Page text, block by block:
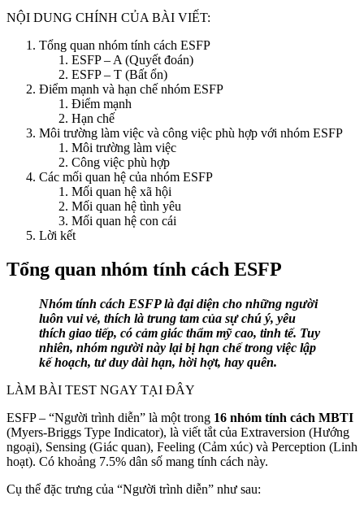
NỘI DUNG CHÍNH CỦA BÀI VIẾT:
Tổng quan nhóm tính cách ESFP
ESFP – A (Quyết đoán)
ESFP – T (Bất ổn)
Điểm mạnh và hạn chế nhóm ESFP
Điểm mạnh
Hạn chế
Môi trường làm việc và công việc phù hợp với nhóm ESFP
Môi trường làm việc
Công việc phù hợp
Các mối quan hệ của nhóm ESFP
Mối quan hệ xã hội
Mối quan hệ tình yêu
Mối quan hệ con cái
Lời kết
Tổng quan nhóm tính cách ESFP
Nhóm tính cách ESFP là đại diện cho những người
luôn vui vẻ, thích là trung tam của sự chú ý, yêu
thích giao tiếp, có cảm giác thẩm mỹ cao, tinh tế. Tuy
nhiên, nhóm người này lại bị hạn chế trong việc lập
kế hoạch, tư duy dài hạn, hời hợt, hay quên.
LÀM BÀI TEST NGAY TẠI ĐÂY
ESFP – “Người trình diễn” là một trong 16 nhóm tính cách MBTI
(Myers-Briggs Type Indicator), là viết tắt của Extraversion (Hướng
ngoại), Sensing (Giác quan), Feeling (Cảm xúc) và Perception (Linh
hoạt). Có khoảng 7.5% dân số mang tính cách này.
Cụ thể đặc trưng của “Người trình diễn” như sau: